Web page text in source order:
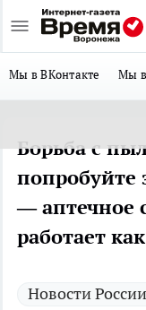
Мы в ВКонтакте Мы
Борьба с
попробуйте
— аптечное
работает
Новости России